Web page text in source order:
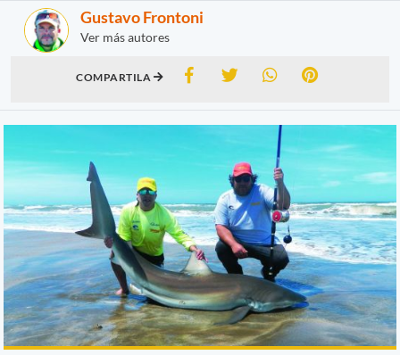
Gustavo Frontoni
Ver más autores
COMPARTILA